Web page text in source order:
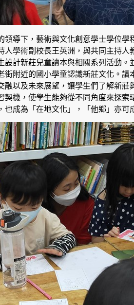
領導下，藝術與文化創意學士學位
人學術副校長王英洲，與共同主持
設計新莊兒童讀本與相關系列活動
街附近的國小學童認識新莊文化。
融以及未來展望，讓學生們了解新
契機，使學生能夠從不同角度來探
也成為「在地文化」，「他鄉」亦可